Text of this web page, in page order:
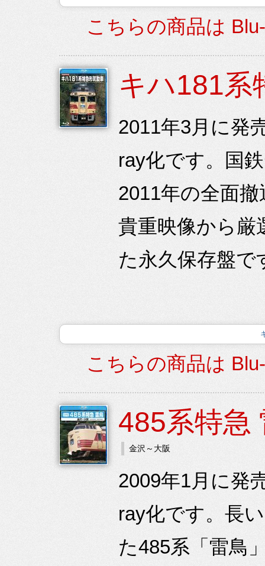
こちらの商品は
キハ181系
2011年3月に発
ray化です。国
2011年の全面
貴重映像から厳
た永久保存盤で
こちらの商品は
485系特急
金沢～大阪
2009年1月に発
ray化です。長
た485系「雷鳥